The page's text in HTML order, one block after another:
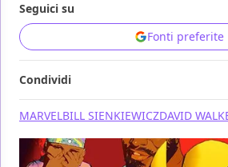
Seguici su
Fonti preferite
Condividi
MARVELBILL SIENKIEWICZDAVID